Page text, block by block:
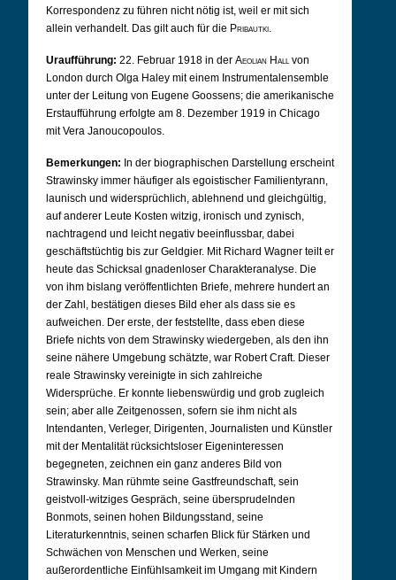
Korrespondenz zu führen nicht nötig ist, weil er mit sich
allein verhandelt. Das gilt auch für die Pribautki.
Uraufführung: 22. Februar 1918 in der Aeolian Hallvon
London durch Olga Haley mit einem Instrumentalensemble
unter der Leitung von Eugene Goossens; die amerikanische
Erstaufführung erfolgte am 8. Dezember 1919 in Chicago
mit Vera Janoucopoulos.
Bemerkungen: In der biographischen Darstellung erscheint
Strawinsky immer häufiger als egoistischer Familientyrann,
launisch und widersprüchlich, ablehnend und gleichgültig,
auf anderer Leute Kosten witzig, ironisch und zynisch,
nachtragend und leicht negativ beeinflussbar, dabei
geschäftstüchtig bis zur Geldgier. Mit Richard Wagner teilt er
heute das Schicksal gnadenloser Charakteranalyse. Die
von ihm bislang veröffentlichten Briefe, mehrere hundert an
der Zahl, bestätigen dieses Bild eher als dass sie es
aufweichen. Der erste, der feststellte, dass eben diese
Briefe nichts von dem Strawinsky wiedergeben, als den ihn
seine nähere Umgebung schätzte, war Robert Craft. Dieser
reale Strawinsky vereinigte in sich zahlreiche
Widersprüche. Er konnte liebenswürdig und grob zugleich
sein; aber alle Zeitgenossen, sofern sie ihm nicht als
Intendanten, Verleger, Dirigenten, Journalisten und Künstler
mit der Mentalität rücksichtsloser Eigeninteressen
begegneten, zeichnen ein ganz anderes Bild von
Strawinsky. Man rühmte seine Gastfreundschaft, sein
geistvoll-witziges Gespräch, seine übersprudelnden
Bonmots, seinen hohen Bildungsstand, seine
Literaturkenntnis, seinen scharfen Blick für Stärken und
Schwächen von Menschen und Werken, seine
außerordentliche Einfühlsamkeit im Umgang mit Kindern